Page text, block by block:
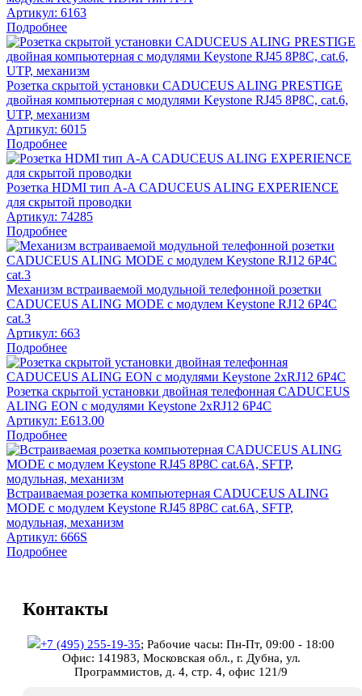
Артикул: 6163
Подробнее
Розетка скрытой установки CADUCEUS ALING PRESTIGE
двойная компьютерная с модулями Keystone RJ45 8P8C, cat.6,
UTP, механизм
Артикул: 6015
Подробнее
Розетка HDMI тип А-A CADUCEUS ALING EXPERIENCE
для скрытой проводки
Артикул: 74285
Подробнее
Механизм встраиваемой модульной телефонной розетки
CADUCEUS ALING MODE с модулем Keystone RJ12 6P4C
cat.3
Артикул: 663
Подробнее
Розетка скрытой установки двойная телефонная CADUCEUS
ALING EON с модулями Keystone 2хRJ12 6P4C
Артикул: E613.00
Подробнее
Встраиваемая розетка компьютерная CADUCEUS ALING
MODE с модулем Keystone RJ45 8P8C cat.6A, SFTP,
модульная, механизм
Артикул: 666S
Подробнее
Контакты
+7 (495) 255-19-35; Рабочие часы: Пн-Пт, 09:00 - 18:00
Офис: 141983, Московская обл., г. Дубна, ул.
Программистов, д. 4, стр. 4, офис 121/9